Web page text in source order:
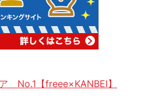
No.1【freee×KANBEI】